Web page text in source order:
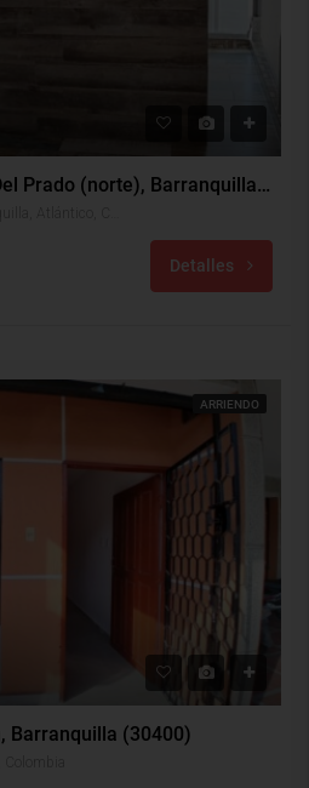
Local Arriendo, Altos Del Prado (norte), Barranquilla (30028)
Detalles
ARRIENDO
Barranquilla (30400)